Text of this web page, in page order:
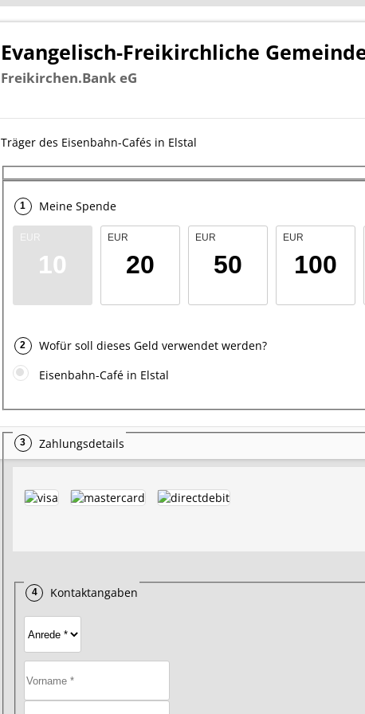
Evangelisch-Freikirchliche
Freikirchen.Bank eG
Träger des Eisenbahn-Cafés in Elstal
Meine Spende
10 20
EUR
50
EUR
100
EUR
Wofür soll dieses Geld verwendet werden?
Eisenbahn-Café in Elstal
Zahlungsdetails
Kontaktangaben